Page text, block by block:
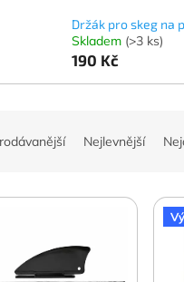
Držák pro skeg na
Skladem (>3 ks)
190 Kč
Nejlevnější